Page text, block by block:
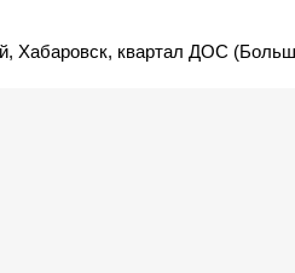
Хабаровск, квартал ДОС